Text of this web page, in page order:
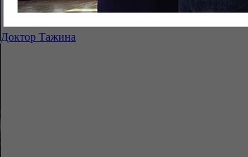
Доктор Тажина